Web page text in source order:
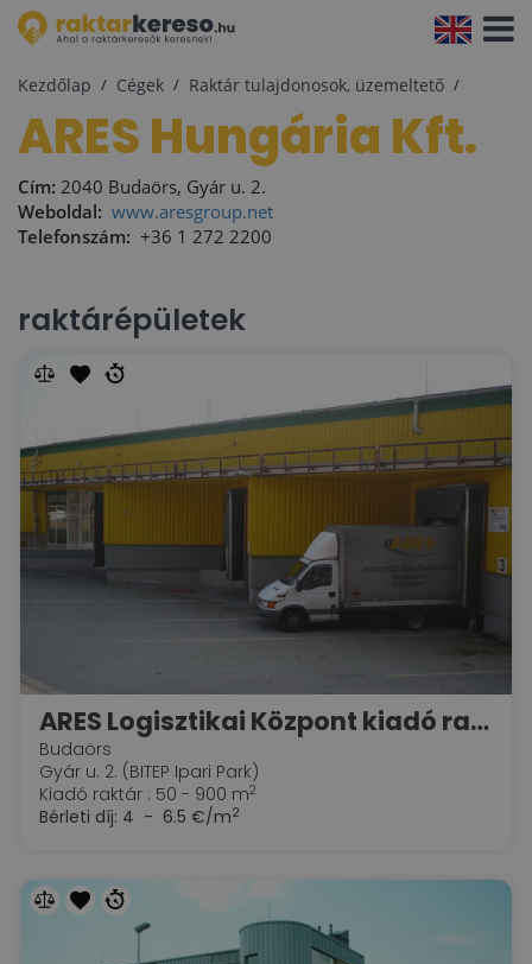
Kezdőlap Cégek Raktár tulajdonosok, üzemeltető
ARES Hungária Kft.
Cím: 2040 Budaörs, Gyár u. 2.
Weboldal: www.aresgroup.net
Telefonszám: +36 1 272 2200
raktárépületek
ARES Logisztikai Központ kiadó raktár+iroda)
Budaörs
Gyár u. 2. (BITEP Ipari Park)
Kiadó raktár : 50 - 900 m2
Bérleti díj: 4 - 6.5 €/m2